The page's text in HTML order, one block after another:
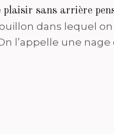
sans arrière
dans lequel
l’appelle une